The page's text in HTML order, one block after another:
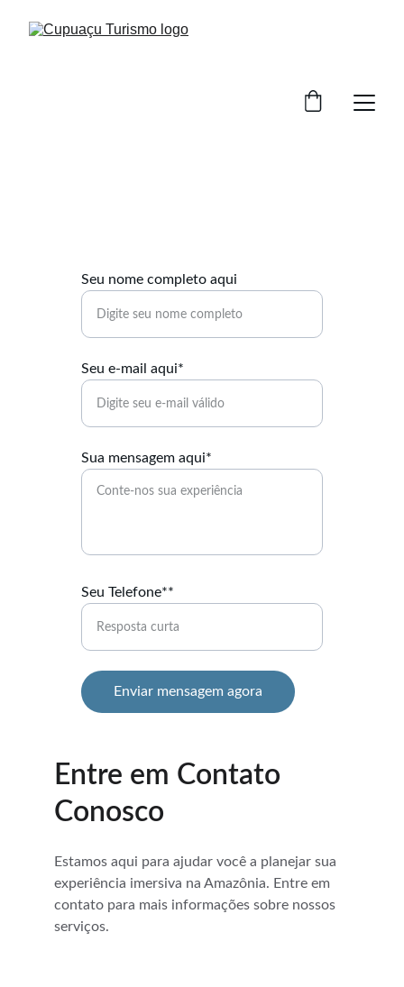
Entre em Contato
Conosco
Estamos aqui para ajudar você a planejar sua
experiência imersiva na Amazônia. Entre em
contato para mais informações sobre nossos
serviços.
Seu nome completo aqui
Seu e-mail aqui*
Sua mensagem aqui*
Seu Telefone**
Enviar mensagem agora